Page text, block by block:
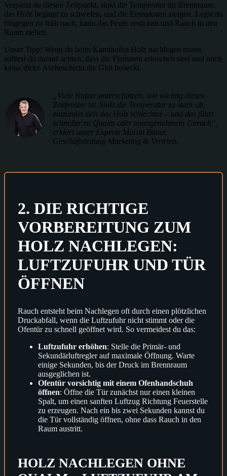
Verpasst du diesen Zeitpunkt, sinkt die Temperatur im Brennraum,
das Holz beginnt zu schwelen, und die Emissionen steigen. Legst du
hingegen zu früh nach, kann das Feuer ersticken und Rauch in den
Raum ziehen.
Unser Tipp: Wenn du beim Kaminofen Holz nachlegen musst,
solltest du darauf achten, dass die Flammen erloschen sind und noch
keine dicke Ascheschicht die Glut bedeckt.
„Viele Nutzer unterschätzen, wie wichtig dieses
Zeitfenster ist. Sinkt die Temperatur zu stark ab,
entzündet sich das Holz schlechter – und das führt
schneller zu Qualm oder unangenehmem Geruch“,
erklärt unser Experte Martin Bauer,
Geschäftsleitung Marketing & Vertrieb.
2. DIE RICHTIGE
VORBEREITUNG ZUM
HOLZ NACHLEGEN:
LUFTZUFUHR UND TÜR
ÖFFNEN
Rauch entsteht beim Nachlegen oft durch einen plötzlichen
Druckabfall, wenn die Luftzufuhr nicht stimmt oder die
Ofentür zu schnell geöffnet wird. So vermeidest du das:
Luftzufuhr erhöhen: Stelle die Primär- und
Sekundärluftregler auf maximale Öffnung. Warte
einige Sekunden, bis der Druck im Brennraum
ausgeglichen ist.
Ofentür vorsichtig mit einem Ofenhandschuh
öffnen: Öffne die Tür zunächst nur einen kleinen
Spalt, um einen sanften Luftzug Richtung Feuerstelle
zu erzeugen. Nach ein bis zwei Sekunden kannst du
die Tür vollständig öffnen, ohne dass Rauch in den
Raum austritt.
HOLZ NACHLEGEN OHNE